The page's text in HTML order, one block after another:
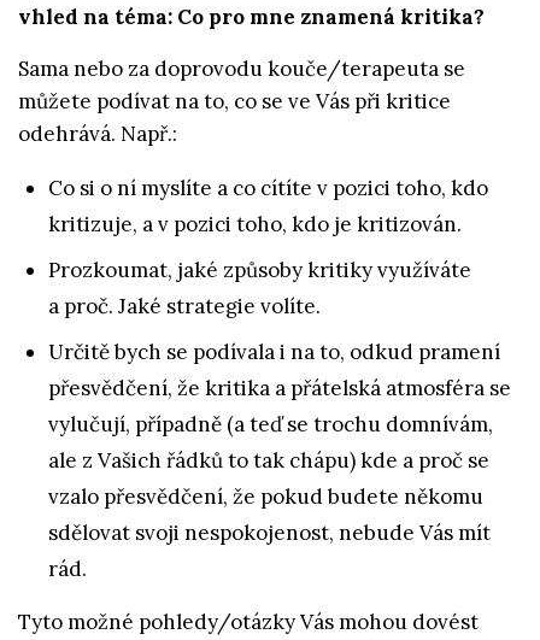
vhled na téma: Co pro mne znamená kritika?
Sama nebo za doprovodu kouče/terapeuta se
můžete podívat na to, co se ve Vás při kritice
odehrává. Např.:
Co si o ní myslíte a co cítíte v pozici toho, kdo
kritizuje, a v pozici toho, kdo je kritizován.
Prozkoumat, jaké způsoby kritiky využíváte
a proč. Jaké strategie volíte.
Určitě bych se podívala i na to, odkud pramení
přesvědčení, že kritika a přátelská atmosféra se
vylučují, případně (a teď se trochu domnívám,
ale z Vašich řádků to tak chápu) kde a proč se
vzalo přesvědčení, že pokud budete někomu
sdělovat svoji nespokojenost, nebude Vás mít
rád.
Tyto možné pohledy/otázky Vás mohou dovést